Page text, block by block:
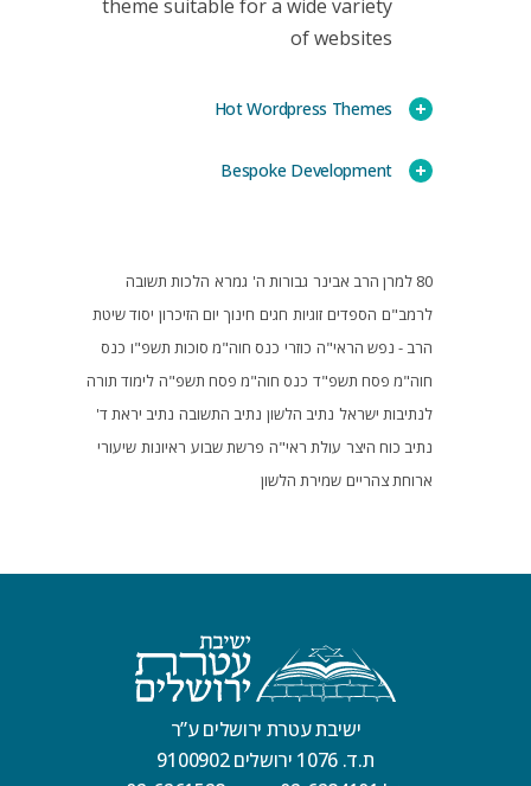
theme suitable for a wide variety
of websites
Hot Wordpress Themes
Bespoke Development
80 למרן הרב אבינר גבורות ה' גמרא הלכות תשובה
לרמב"ם הספדים זוגיות חגים חינוך יום הזיכרון יסוד שיטת
הרב - נפש הראי"ה כוזרי כנס חוה"מ סוכות תשפ"ו כנס
חוה"מ פסח תשפ"ד כנס חוה"מ פסח תשפ"ה לימוד תורה
לנתיבות ישראל נתיב הלשון נתיב התשובה נתיב יראת ד'
נתיב כוח היצר עולת ראי"ה פרשת שבוע ראיונות שיעורי
ארוחת צהריים שמירת הלשון
ישיבת עטרת ירושלים ע”ר
ת.ד. 1076 ירושלים 9100902